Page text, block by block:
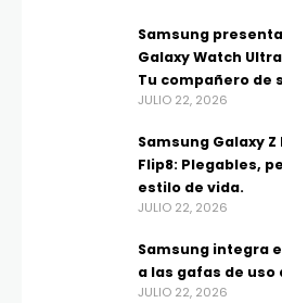
Samsung
Galaxy Watch
Tu compañero de
JULIO 22, 2026
Samsung Galaxy
Flip8: Plegables,
estilo de vida.
JULIO 22, 2026
Samsung integra
a las gafas de uso
JULIO 22, 2026